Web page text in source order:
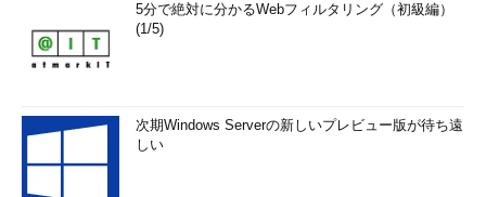
※高速スタートアップが有効なシステムの場合
C:\>powercfg -a
休止状態
ハイブリッド スリープ
5分で絶対に分かるWebフィルタリング（初級編）
(1/5)
次期Windows Serverの新しいプレビュー版が待ち遠
しい